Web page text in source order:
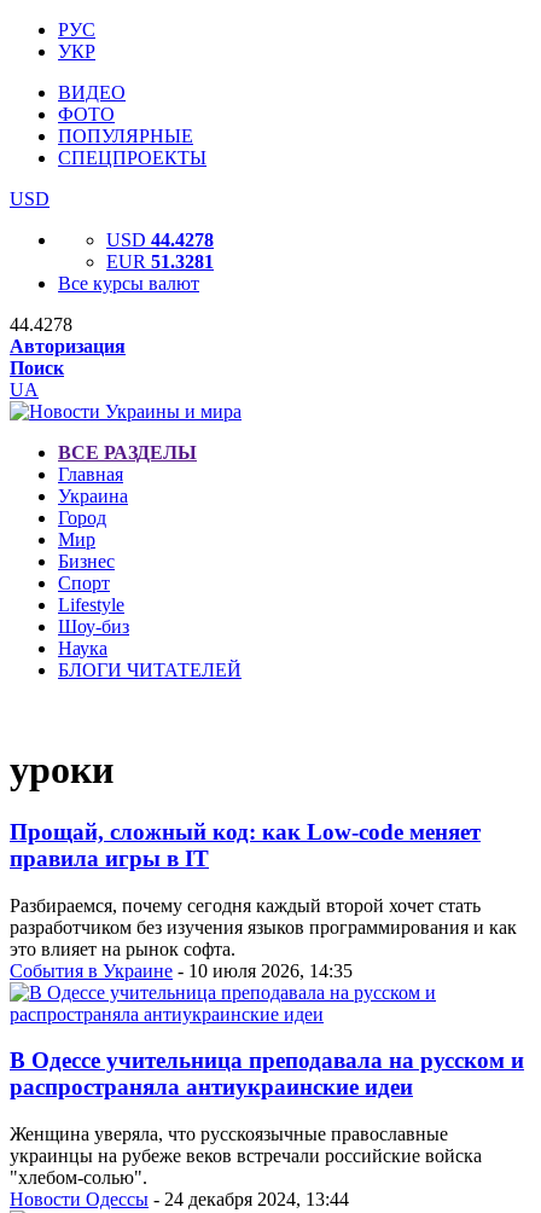
РУС
УКР
ВИДЕО
ФОТО
ПОПУЛЯРНЫЕ
СПЕЦПРОЕКТЫ
USD
USD 44.4278
EUR 51.3281
Все курсы валют
44.4278
Авторизация
Поиск
UA
ВСЕ РАЗДЕЛЫ
Главная
Украина
Город
Мир
Бизнес
Спорт
Lifestyle
Шоу-биз
Наука
БЛОГИ ЧИТАТЕЛЕЙ
уроки
Прощай, сложный код: как Low-code меняет
правила игры в IT
Разбираемся, почему сегодня каждый второй хочет стать
разработчиком без изучения языков программирования и как
это влияет на рынок софта.
События в Украине - 10 июля 2026, 14:35
В Одессе учительница преподавала на русском и
распространяла антиукраинские идеи
Женщина уверяла, что русскоязычные православные
украинцы на рубеже веков встречали российские войска
"хлебом-солью".
Новости Одессы - 24 декабря 2024, 13:44